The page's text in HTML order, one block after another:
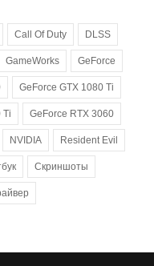
Call Of Duty DLSS
GameWorks GeForce
GeForce GTX 1080 Ti
Ti GeForce RTX 3060
NVIDIA Resident Evil
Скриншоты